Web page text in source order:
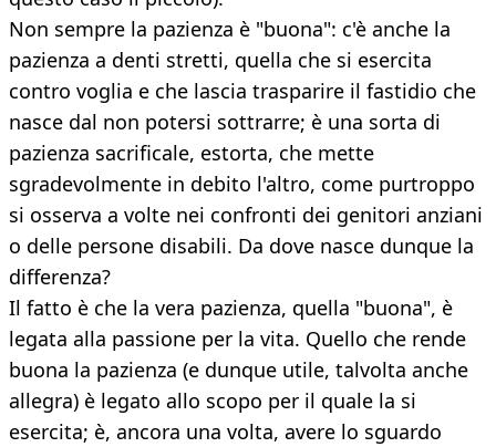
Non sempre la pazienza è "buona": c'è anche la
pazienza a denti stretti, quella che si esercita
contro voglia e che lascia trasparire il fastidio che
nasce dal non potersi sottrarre; è una sorta di
pazienza sacrificale, estorta, che mette
sgradevolmente in debito l'altro, come purtroppo
si osserva a volte nei confronti dei genitori anziani
o delle persone disabili. Da dove nasce dunque la
differenza?
Il fatto è che la vera pazienza, quella "buona", è
legata alla passione per la vita. Quello che rende
buona la pazienza (e dunque utile, talvolta anche
allegra) è legato allo scopo per il quale la si
esercita; è, ancora una volta, avere lo sguardo